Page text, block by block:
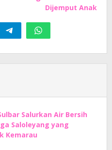
Dijemput Anak
Salurkan Air Bersih
Saloleyang yang
Kemarau